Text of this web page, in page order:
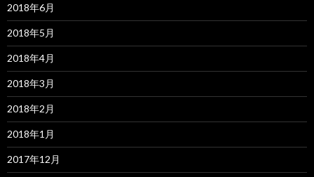
2018年6月
2018年5月
2018年4月
2018年3月
2018年2月
2018年1月
2017年12月